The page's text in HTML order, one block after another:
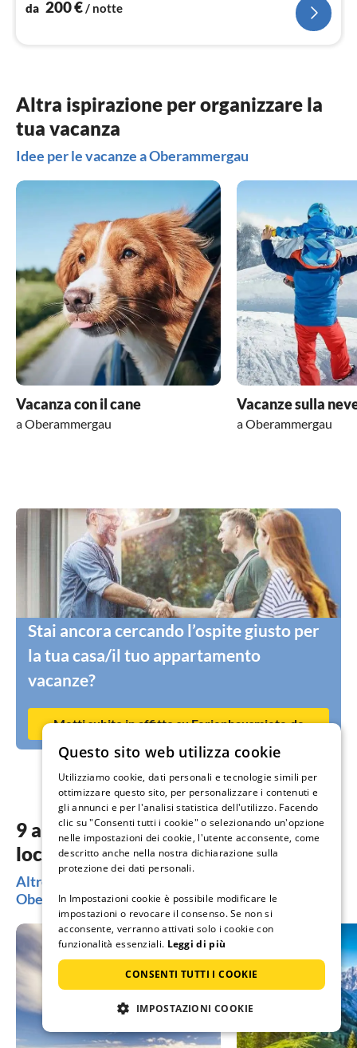
da 200€/ notte
Altra ispirazione per organizzare la
tua vacanza
Idee per le vacanze a Oberammergau
Vacanza con il cane
a Oberammergau
Vacanze sulla
a Oberammergau
Stai ancora cercando l’ospite giusto per
la tua casa/il tuo appartamento
vacanze?
Metti subito in affitto su Ferienhausmiete.de
9 alloggi da sogno nelle più belle
località Oberammergau
Altre regioni molto richieste per le tue vacanze a
Oberammergau
Questo sito web utilizza cookie
Utilizziamo cookie, dati personali e tecnologie simili per
ottimizzare questo sito, per personalizzare i contenuti e
gli annunci e per l'analisi statistica dell'utilizzo. Facendo
clic su "Consenti tutti i cookie" o selezionando un'opzione
nelle impostazioni dei cookie, l'utente acconsente, come
descritto anche nella nostra dichiarazione sulla
protezione dei dati personali.
In Impostazioni cookie è possibile modificare le
impostazioni o revocare il consenso. Se non si
acconsente, verranno attivati solo i cookie con
funzionalità essenziali. Leggi di più
CONSENTI TUTTI I COOKIE
IMPOSTAZIONI COOKIE